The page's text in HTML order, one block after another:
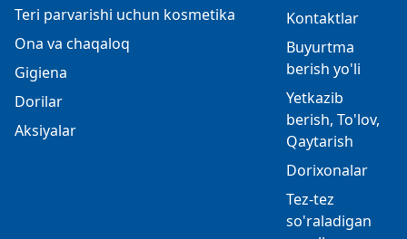
Teri parvarishi uchun kosmetika
Ona va chaqaloq
Gigiena
Dorilar
Aksiyalar
Kontaktlar
Buyurtma
berish yo'li
Yetkazib
berish, To'lov,
Qaytarish
Dorixonalar
Tez-tez
so'raladigan